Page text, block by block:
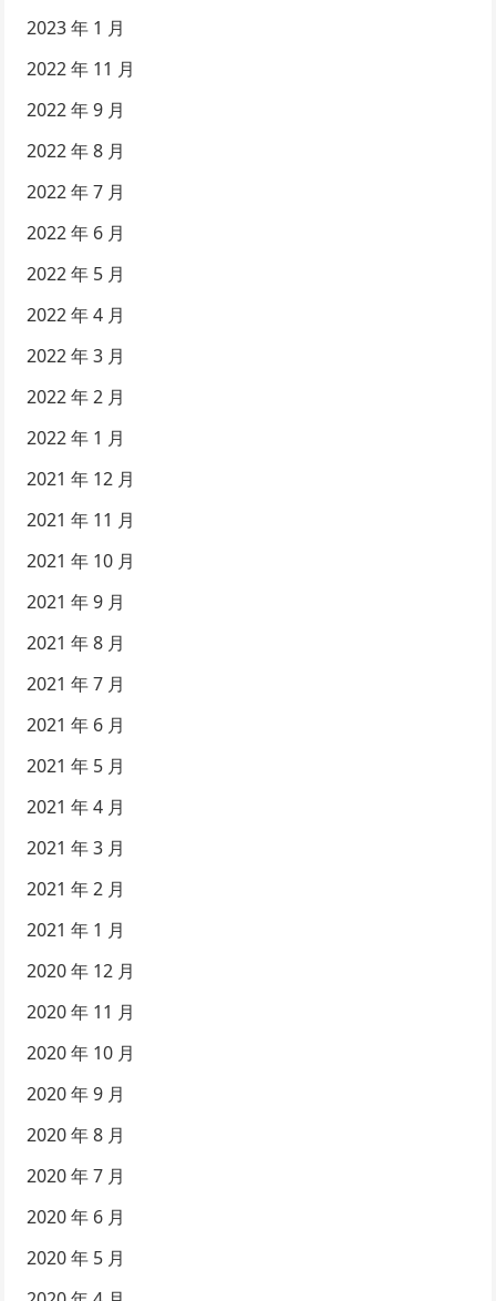
2023 年 1 月
2022 年 11 月
2022 年 9 月
2022 年 8 月
2022 年 7 月
2022 年 6 月
2022 年 5 月
2022 年 4 月
2022 年 3 月
2022 年 2 月
2022 年 1 月
2021 年 12 月
2021 年 11 月
2021 年 10 月
2021 年 9 月
2021 年 8 月
2021 年 7 月
2021 年 6 月
2021 年 5 月
2021 年 4 月
2021 年 3 月
2021 年 2 月
2021 年 1 月
2020 年 12 月
2020 年 11 月
2020 年 10 月
2020 年 9 月
2020 年 8 月
2020 年 7 月
2020 年 6 月
2020 年 5 月